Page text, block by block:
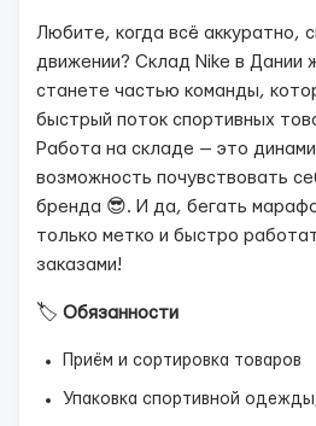
Любите, когда всё аккуратно,
движении? Склад Nike в Дании
станете частью команды,
быстрый поток спортивных
Работа на складе — это
возможность почувствовать
бренда 😎. И да, бегать
только метко и быстро
заказами!
🏷️ Обязанности
Приём и сортировка товаров
Упаковка спортивной